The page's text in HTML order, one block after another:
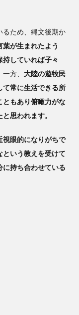
るため、縄文後期か
が生まれたよう
していれば子々
一方、 大陸の遊牧民
て常に生活できる所
ともあり俯瞰力がな
思われます。
視眼的になりがちで
いう教えを受けて
に持ち合わせている